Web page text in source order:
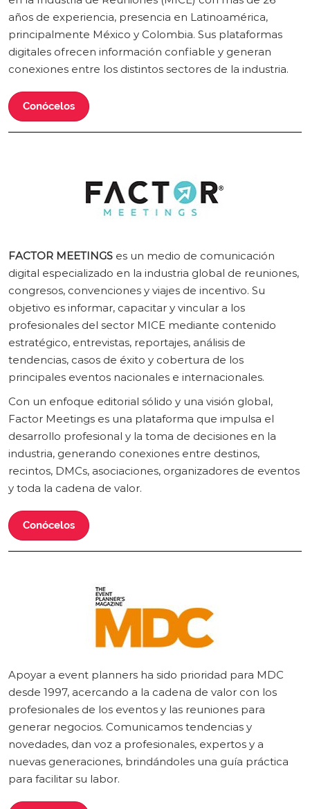
años de experiencia, presencia en Latinoamérica,
principalmente México y Colombia. Sus plataformas
digitales ofrecen información confiable y generan
conexiones entre los distintos sectores de la industria.
Conócelos
FACTOR MEETINGS es un medio de comunicación
digital especializado en la industria global de reuniones,
congresos, convenciones y viajes de incentivo. Su
objetivo es informar, capacitar y vincular a los
profesionales del sector MICE mediante contenido
estratégico, entrevistas, reportajes, análisis de
tendencias, casos de éxito y cobertura de los
principales eventos nacionales e internacionales.
Con un enfoque editorial sólido y una visión global,
Factor Meetings es una plataforma que impulsa el
desarrollo profesional y la toma de decisiones en la
industria, generando conexiones entre destinos,
recintos, DMCs, asociaciones, organizadores de eventos
y toda la cadena de valor.
Conócelos
Apoyar a event planners ha sido prioridad para MDC
desde 1997, acercando a la cadena de valor con los
profesionales de los eventos y las reuniones para
generar negocios. Comunicamos tendencias y
novedades, dan voz a profesionales, expertos y a
nuevas generaciones, brindándoles una guía práctica
para facilitar su labor.